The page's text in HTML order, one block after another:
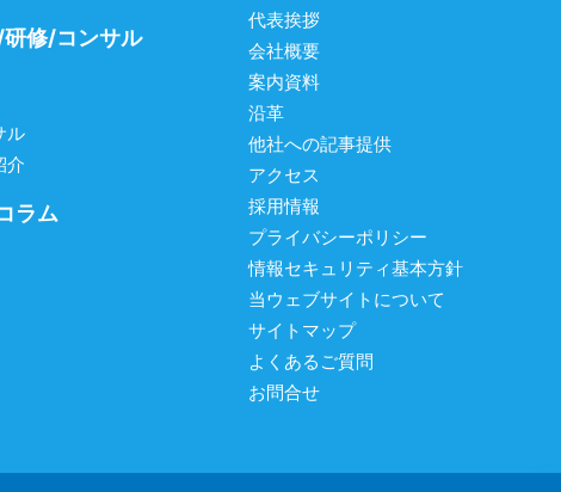
修/コンサル
ル
介
ラム
代表挨拶
会社概要
案内資料
沿革
他社への記事提供
アクセス
採用情報
プライバシーポリシー
情報セキュリティ基本方針
当ウェブサイトについて
サイトマップ
よくあるご質問
お問合せ